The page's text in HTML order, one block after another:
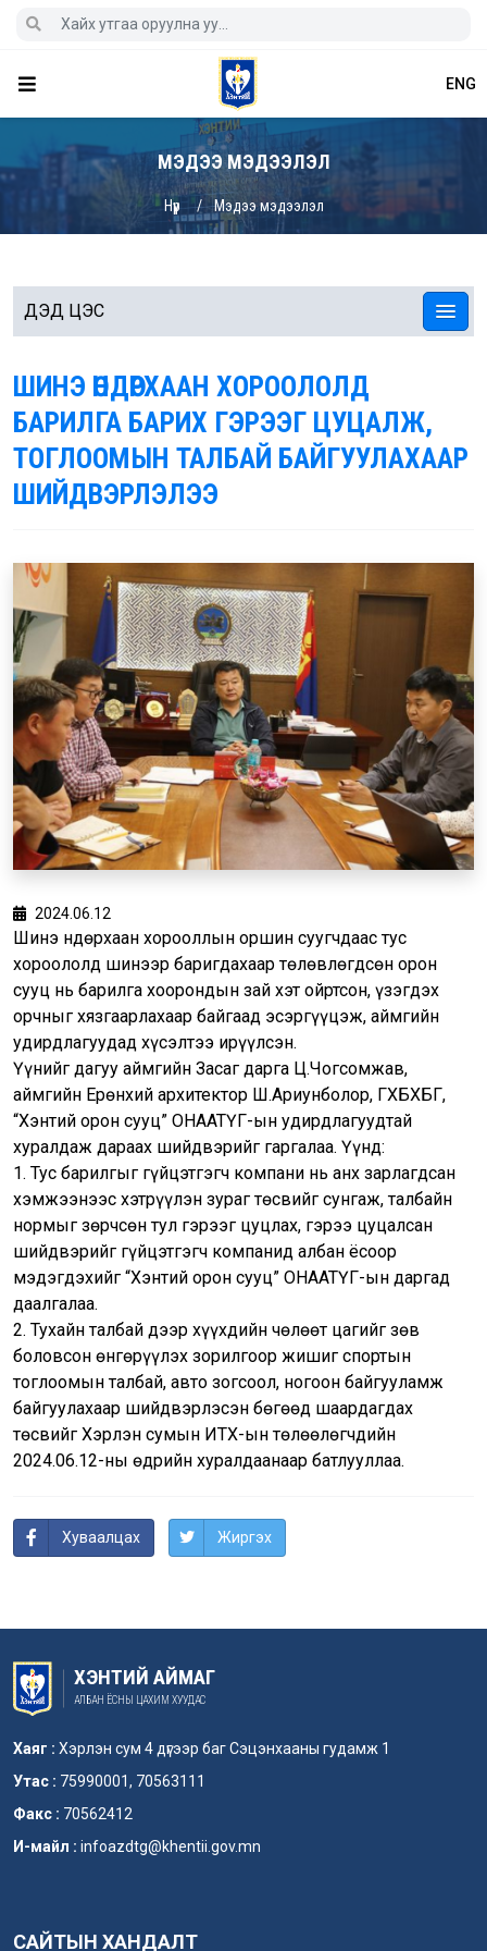
ENG
МЭДЭЭ МЭДЭЭЛЭЛ
Нүүр Мэдээ мэдээлэл
ДЭД ЦЭС
ШИНЭ ӨНДӨРХААН ХОРООЛОЛД
БАРИЛГА БАРИХ ГЭРЭЭГ ЦУЦАЛЖ,
ТОГЛООМЫН ТАЛБАЙ БАЙГУУЛАХААР
ШИЙДВЭРЛЭЛЭЭ
2024.06.12
Шинэ Өндөрхаан хорооллын оршин суугчдаас тус
хороололд шинээр баригдахаар төлөвлөгдсөн орон
сууц нь барилга хоорондын зай хэт ойртсон, үзэгдэх
орчныг хязгаарлахаар байгаад эсэргүүцэж, аймгийн
удирдлагуудад хүсэлтээ ирүүлсэн.
Үүнийг дагуу аймгийн Засаг дарга Ц.Чогсомжав,
аймгийн Ерөнхий архитектор Ш.Ариунболор, ГХБХБГ,
“Хэнтий орон сууц” ОНӨААТҮГ-ын удирдлагуудтай
хуралдаж дараах шийдвэрийг гаргалаа. Үүнд:
1. Тус барилгыг гүйцэтгэгч компани нь анх зарлагдсан
хэмжээнээс хэтрүүлэн зураг төсвийг сунгаж, талбайн
нормыг зөрчсөн тул гэрээг цуцлах, гэрээ цуцалсан
шийдвэрийг гүйцэтгэгч компанид албан ёсоор
мэдэгдэхийг “Хэнтий орон сууц” ОНӨААТҮГ-ын даргад
даалгалаа.
2. Тухайн талбай дээр хүүхдийн чөлөөт цагийг зөв
боловсон өнгөрүүлэх зорилгоор жишиг спортын
тоглоомын талбай, авто зогсоол, ногоон байгууламж
байгуулахаар шийдвэрлэсэн бөгөөд шаардагдах
төсвийг Хэрлэн сумын ИТХ-ын төлөөлөгчдийн
2024.06.12-ны өдрийн хуралдаанаар батлууллаа.
Хуваалцах Жиргэх
ХЭНТИЙ АЙМАГ
АЛБАН ЁСНЫ ЦАХИМ ХУУДАС
Хаяг : Хэрлэн сум 4 дүгээр баг Сэцэнхааны гудамж 1
Утас : 75990001, 70563111
Факс : 70562412
И-майл : infoazdtg@khentii.gov.mn
САЙТЫН ХАНДАЛТ